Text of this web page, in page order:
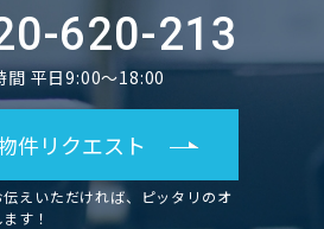
620-213
間 平日9:00～18:00
件リクエスト
えいただければ、ピッタリのオ
す！